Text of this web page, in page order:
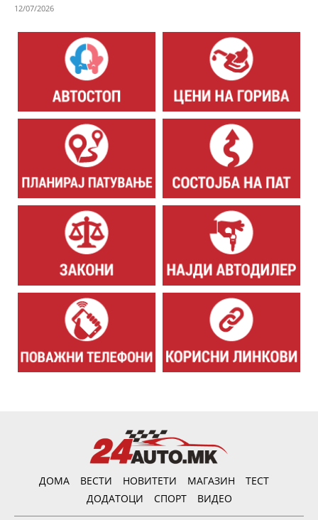
12/07/2026
ДОМА ВЕСТИ НОВИТЕТИ МАГАЗИН
ТЕСТ
ДОДАТОЦИ
СПОРТ ВИДЕО